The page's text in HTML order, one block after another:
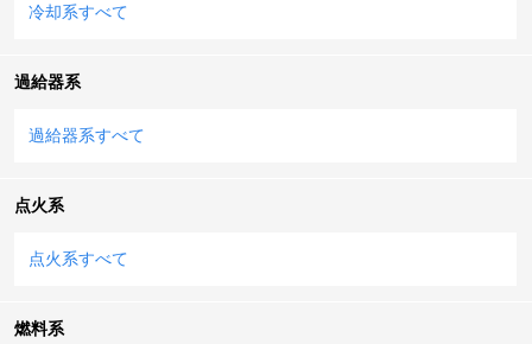
冷却系すべて
過給器系
過給器系すべて
点火系
点火系すべて
燃料系